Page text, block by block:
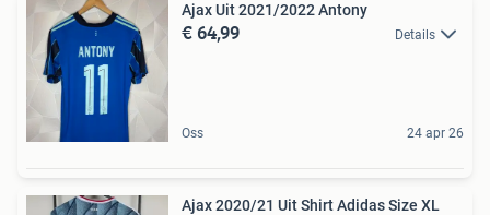
Ajax Uit 2021/2022 Antony
€ 64,99 Details
Oss 24 apr 26
Ajax 2020/21 Uit Shirt Adidas Size XL